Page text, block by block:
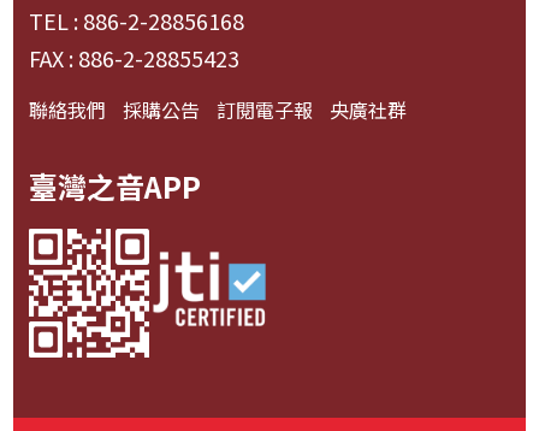
TEL : 886-2-28856168
FAX : 886-2-28855423
聯絡我們 採購公告 訂閱電子報 央廣社群
臺灣之音APP